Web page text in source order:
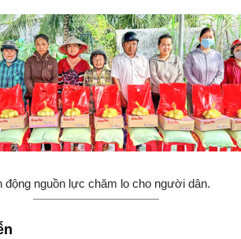
động nguồn lực chăm lo cho người dân.